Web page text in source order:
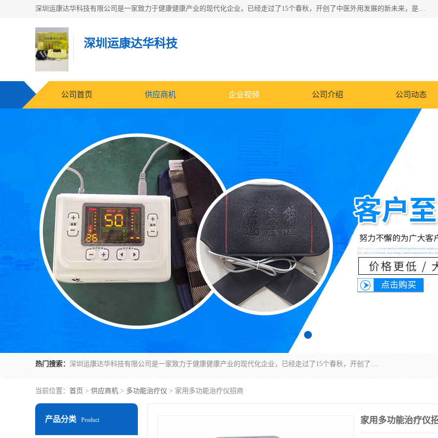
深圳运康达华科技有限公司是一家致力于健康健康产业的现代化企业，已经走过了15个春秋，开创了中医外用发展的新未来，是专业从事中医医疗仪器的研发、生产、销售、服务为一体的子公司，在医疗器械的设计、开发和生产方面率先引进国际先进技术和好的科技人员，先后开发出了场效应治疗仪、多功能治疗仪、颈椎治疗仪、腰椎治疗仪、增效垫等多个系列。
深圳运康达华科技
公司首页 供应商机 企业视频 公司介绍 公司动态
热门搜索： 深圳运康达华科技有限公司是一家致力于健康健康产业的现代化企业，已经走过了15个春秋，开创了中医外用发展的新未来，是专业从事中医医疗仪器的研发、生产、销售、服务为一体的子公司，在医疗器械的设计、开发和生产方面率先引进国际先进技术和好的科技人员，先后开发出了场效应治疗仪、多功能治疗仪、颈椎治疗仪、腰椎治疗仪、增效垫等多个系列。
当前位置： 首页 > 供应商机 > 多功能治疗仪 > 家用多功能治疗仪招商
产品分类 Product 家用多功能治疗仪